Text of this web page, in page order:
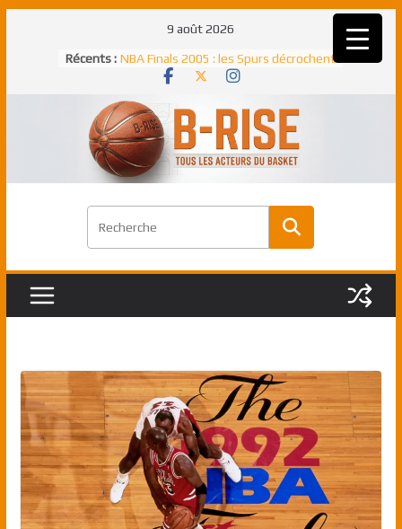
9 août 2026
Récents : Rudy Gobert, deuxième Français élu
meilleur défenseur d’une saison NBA
NBA Finals 2005 : les Spurs décrochent
un troisième titre NBA, la rude bataille
face aux Pistons
NBA Finals 2021 : les Bucks et Giannis
Antetokounmpo triomphent, le Greek
Freek élu MVP
match à plus de 40 points en NBA, le
canadien transcendant face aux Spurs
Pau Gasol dans l’histoire en 2002 :
premier européen sacré Rookie de